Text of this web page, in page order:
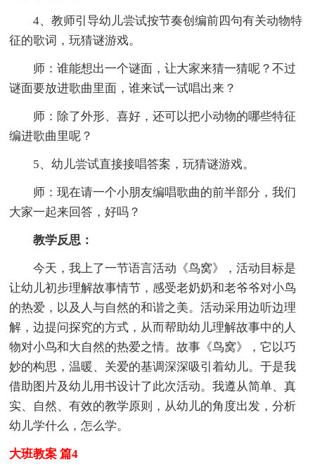
4、教师引导幼儿尝试按节奏创编前四句有关动物特
征的歌词，玩猜谜游戏。
师：谁能想出一个谜面，让大家来猜一猜呢？不过
谜面要放进歌曲里面，谁来试一试唱出来？
师：除了外形、喜好，还可以把小动物的哪些特征
编进歌曲里呢？
5、幼儿尝试直接接唱答案，玩猜谜游戏。
师：现在请一个小朋友编唱歌曲的前半部分，我们
大家一起来回答，好吗？
教学反思：
今天，我上了一节语言活动《鸟窝》，活动目标是
让幼儿初步理解故事情节，感受老奶奶和老爷爷对小鸟
的热爱，以及人与自然的和谐之美。活动采用边听边理
解，边提问探究的方式，从而帮助幼儿理解故事中的人
物对小鸟和大自然的热爱之情。故事《鸟窝》，它以巧
妙的构思，温暖、关爱的基调深深吸引着幼儿。于是我
借助图片及幼儿用书设计了此次活动。我遵从简单、真
实、自然、有效的教学原则，从幼儿的角度出发，分析
幼儿学什么，怎么学。
大班教案 篇4